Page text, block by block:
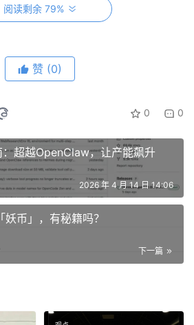
是一件好事
阅读剩余 79%
赞 (0)
0 0
超越OpenClaw，让产能飙升
2026 年 4 月 14 日 14:06
币」，有秘籍吗？
下一篇